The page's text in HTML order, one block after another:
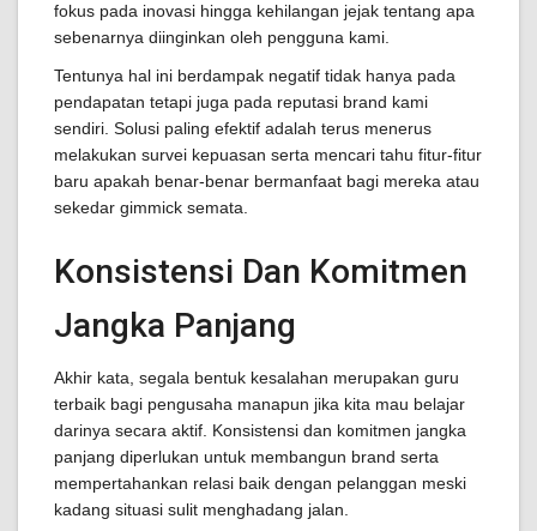
fokus pada inovasi hingga kehilangan jejak tentang apa
sebenarnya diinginkan oleh pengguna kami.
Tentunya hal ini berdampak negatif tidak hanya pada
pendapatan tetapi juga pada reputasi brand kami
sendiri. Solusi paling efektif adalah terus menerus
melakukan survei kepuasan serta mencari tahu fitur-fitur
baru apakah benar-benar bermanfaat bagi mereka atau
sekedar gimmick semata.
Konsistensi Dan Komitmen
Jangka Panjang
Akhir kata, segala bentuk kesalahan merupakan guru
terbaik bagi pengusaha manapun jika kita mau belajar
darinya secara aktif. Konsistensi dan komitmen jangka
panjang diperlukan untuk membangun brand serta
mempertahankan relasi baik dengan pelanggan meski
kadang situasi sulit menghadang jalan.